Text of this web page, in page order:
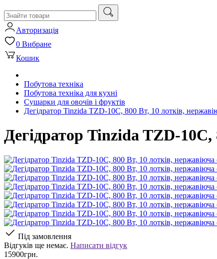
Авторизація
0 Вибране
Кошик
Побутова техніка
Побутова техніка для кухні
Сушарки для овочів і фруктів
Дегідратор Tinzida TZD-10C, 800 Вт, 10 лотків,
Дегідратор Tinzida TZD-
Під замовлення
Відгуків ще немає. Написати відгук
15900грн.